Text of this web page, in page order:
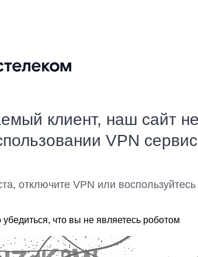
клиент, наш сайт
VPN
отключите VPN или
что вы не являетесь роботом